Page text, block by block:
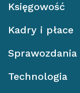
Księgowość
Kadry i płace
Technologia